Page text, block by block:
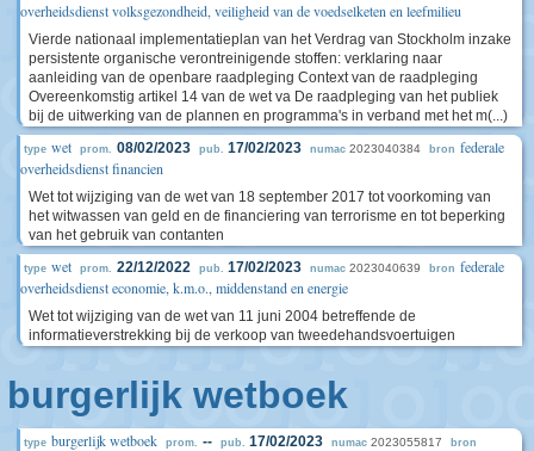
overheidsdienst volksgezondheid, veiligheid van de voedselketen en leefmilieu
Vierde nationaal implementatieplan van het Verdrag van Stockholm inzake
persistente organische verontreinigende stoffen: verklaring naar
aanleiding van de openbare raadpleging Context van de raadpleging
Overeenkomstig artikel 14 van de wet va De raadpleging van het publiek
bij de uitwerking van de plannen en programma's in verband met het m(...)
type wet prom. 08/02/2023 pub. 17/02/2023 numac 2023040384 bron federale
overheidsdienst financien
Wet tot wijziging van de wet van 18 september 2017 tot voorkoming van
het witwassen van geld en de financiering van terrorisme en tot beperking
van het gebruik van contanten
type wet prom. 22/12/2022 pub. 17/02/2023 numac 2023040639 bron federale
overheidsdienst economie, k.m.o., middenstand en energie
Wet tot wijziging van de wet van 11 juni 2004 betreffende de
informatieverstrekking bij de verkoop van tweedehandsvoertuigen
burgerlijk wetboek
type burgerlijk wetboek prom. -- pub. 17/02/2023 numac 2023055817 bron